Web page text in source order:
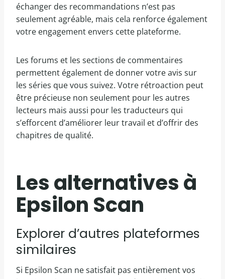
échanger des recommandations n’est pas
seulement agréable, mais cela renforce également
votre engagement envers cette plateforme.
Les forums et les sections de commentaires
permettent également de donner votre avis sur
les séries que vous suivez. Votre rétroaction peut
être précieuse non seulement pour les autres
lecteurs mais aussi pour les traducteurs qui
s’efforcent d’améliorer leur travail et d’offrir des
chapitres de qualité.
Les alternatives à
Epsilon Scan
Explorer d’autres plateformes
similaires
Si Epsilon Scan ne satisfait pas entièrement vos